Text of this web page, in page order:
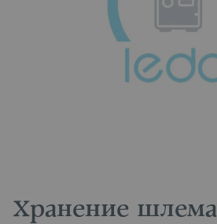
Хранение шлема